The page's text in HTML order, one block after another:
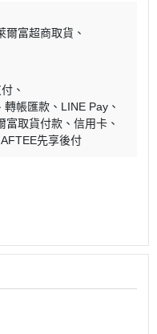
爾富超商取貨
轉帳匯款
LINE Pay
富取貨付款
信用卡
AFTEE先享後付